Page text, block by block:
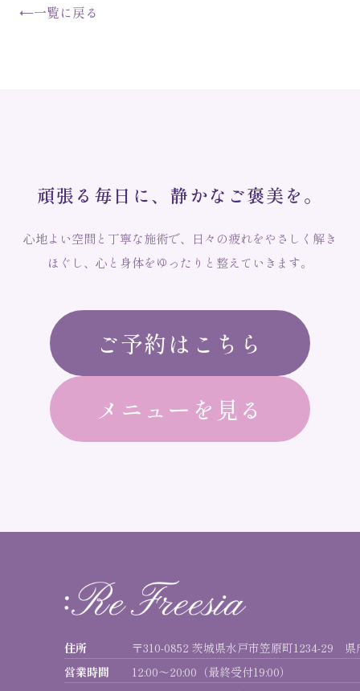
←一覧に戻る
頑張る 毎日 に、 静かな ご褒美を。
心地よい空間と丁寧な施術で、日々の疲れをやさしく解き
ほぐし、心と身体をゆったりと整えていきます。
ご予約はこちら
メニューを見る
住所
〒310-0852 茨城県水戸市笠原町1234-29
営業時間
12:00〜20:00（最終受付19:00）